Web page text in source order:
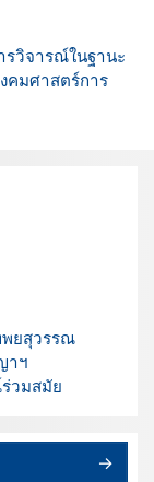
รวิจารณ์ในฐานะ
คมศาสตร์การ
พยสุวรรณ
าฯ
วมสมัย